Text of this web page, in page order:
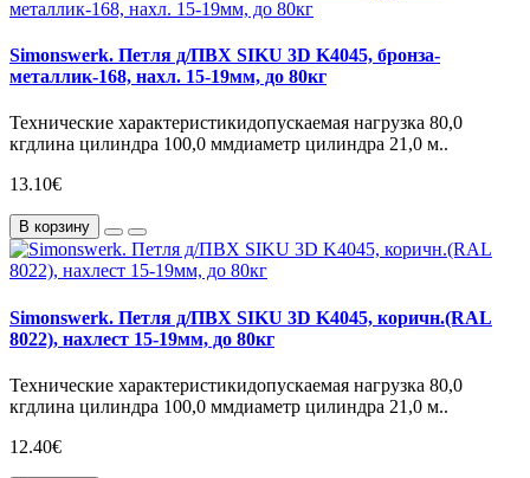
Simonswerk. Петля д/ПВХ SIKU 3D K4045, бронза-
металлик-168, нахл. 15-19мм, до 80кг
Технические характеристикидопускаемая нагрузка 80,0
кгдлина цилиндра 100,0 ммдиаметр цилиндра 21,0 м..
13.10€
В корзину
Simonswerk. Петля д/ПВХ SIKU 3D K4045, коричн.(RAL
8022), нахлест 15-19мм, до 80кг
Технические характеристикидопускаемая нагрузка 80,0
кгдлина цилиндра 100,0 ммдиаметр цилиндра 21,0 м..
12.40€